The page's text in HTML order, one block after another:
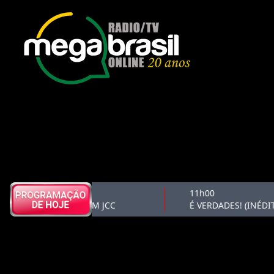
10h50
BOLETIM JCC
11h00
É VERDADES! (INÉDITO)